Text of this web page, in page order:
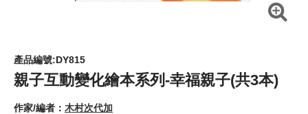
產品編號:DY815
親子互動變化繪本系列-幸福親子(共3本)
作家/編者： 木村次代加